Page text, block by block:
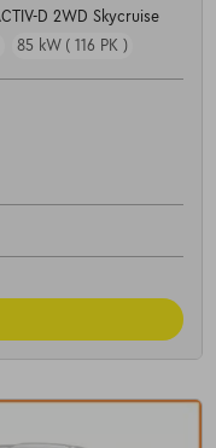
D 2WD Skycruise
85 kW ( 116 PK )